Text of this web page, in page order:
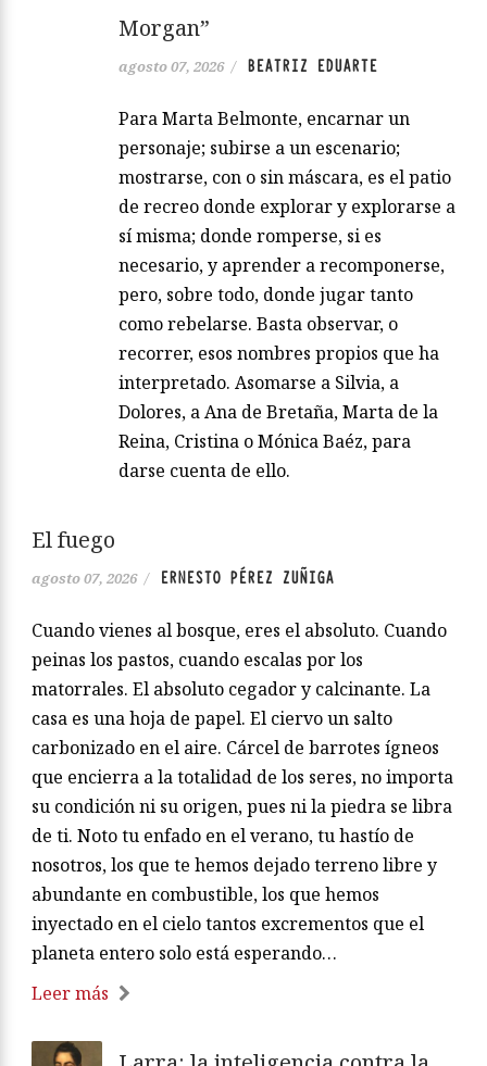
Morgan”
agosto 07, 2026 / BEATRIZ EDUARTE
Para Marta Belmonte, encarnar un
personaje; subirse a un escenario;
mostrarse, con o sin máscara, es el patio
de recreo donde explorar y explorarse a
sí misma; donde romperse, si es
necesario, y aprender a recomponerse,
pero, sobre todo, donde jugar tanto
como rebelarse. Basta observar, o
recorrer, esos nombres propios que ha
interpretado. Asomarse a Silvia, a
Dolores, a Ana de Bretaña, Marta de la
Reina, Cristina o Mónica Baéz, para
darse cuenta de ello.
El fuego
agosto 07, 2026 / ERNESTO PÉREZ ZUÑIGA
Cuando vienes al bosque, eres el absoluto. Cuando
peinas los pastos, cuando escalas por los
matorrales. El absoluto cegador y calcinante. La
casa es una hoja de papel. El ciervo un salto
carbonizado en el aire. Cárcel de barrotes ígneos
que encierra a la totalidad de los seres, no importa
su condición ni su origen, pues ni la piedra se libra
de ti. Noto tu enfado en el verano, tu hastío de
nosotros, los que te hemos dejado terreno libre y
abundante en combustible, los que hemos
inyectado en el cielo tantos excrementos que el
planeta entero solo está esperando…
Leer más